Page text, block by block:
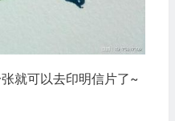
就可以去印明信片了~